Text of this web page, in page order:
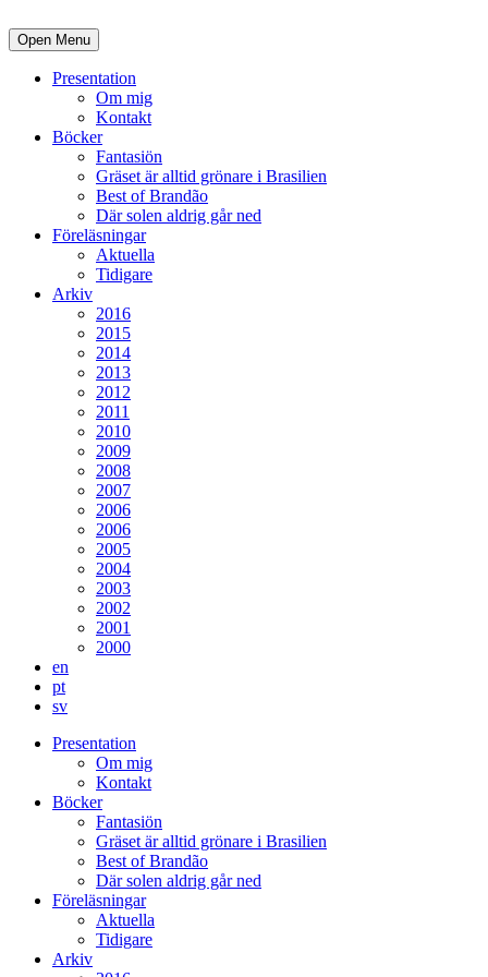
Open Menu
Presentation
Om mig
Kontakt
Böcker
Fantasiön
Gräset är alltid grönare i Brasilien
Best of Brandão
Där solen aldrig går ned
Föreläsningar
Aktuella
Tidigare
Arkiv
2016
2015
2014
2013
2012
2011
2010
2009
2008
2007
2006
2006
2005
2004
2003
2002
2001
2000
en
pt
sv
Presentation
Om mig
Kontakt
Böcker
Fantasiön
Gräset är alltid grönare i Brasilien
Best of Brandão
Där solen aldrig går ned
Föreläsningar
Aktuella
Tidigare
Arkiv